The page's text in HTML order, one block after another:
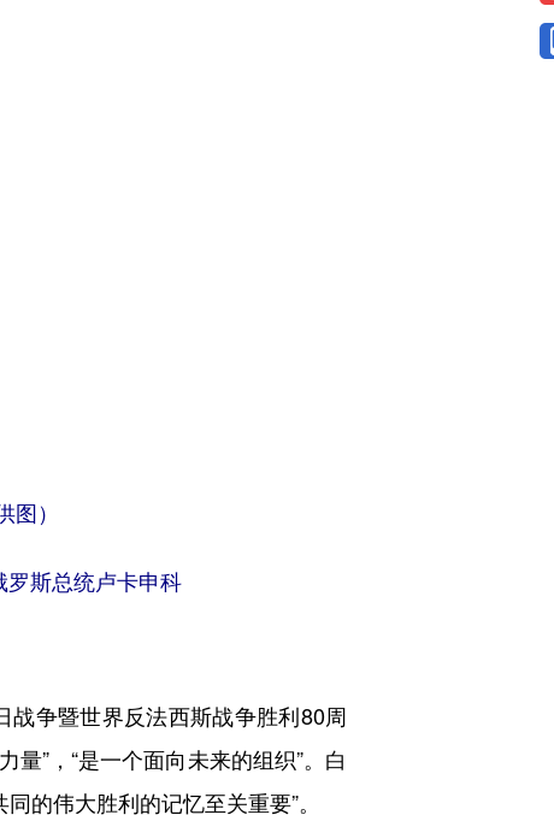
）
斯总统卢卡申科
争暨世界反法西斯战争胜利80周
”，“是一个面向未来的组织”。白
的伟大胜利的记忆至关重要”。